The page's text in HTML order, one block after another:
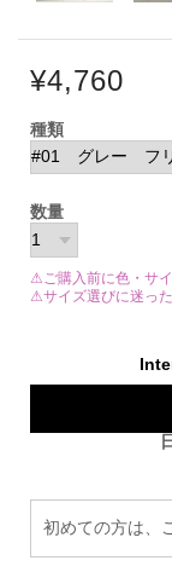
¥4,760
種類
数量
⚠ご購入前に色・サ
⚠サイズ選びに迷っ
初めての方は、